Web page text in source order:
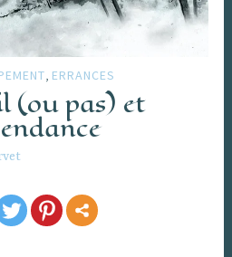
ERRANCES
(ou pas) et